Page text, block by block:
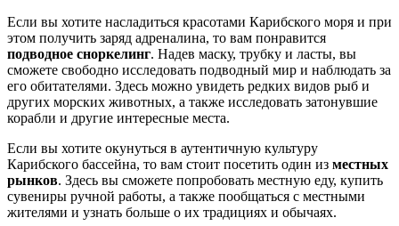
Если вы хотите насладиться красотами Карибского моря и при
этом получить заряд адреналина, то вам понравится
подводное сноркелинг. Надев маску, трубку и ласты, вы
сможете свободно исследовать подводный мир и наблюдать за
его обитателями. Здесь можно увидеть редких видов рыб и
других морских животных, а также исследовать затонувшие
корабли и другие интересные места.
Если вы хотите окунуться в аутентичную культуру
Карибского бассейна, то вам стоит посетить один из местных
рынков. Здесь вы сможете попробовать местную еду, купить
сувениры ручной работы, а также пообщаться с местными
жителями и узнать больше о их традициях и обычаях.